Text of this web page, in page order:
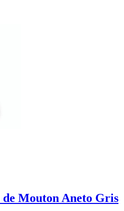
de Mouton Aneto Gris